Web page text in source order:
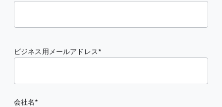
ビジネス用メールアドレス
会社名